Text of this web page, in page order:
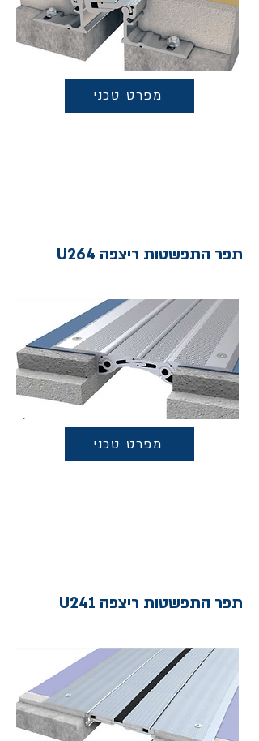
מפרט טכני
תפר התפשטות ריצפה U264
מפרט טכני
תפר התפשטות ריצפה U241